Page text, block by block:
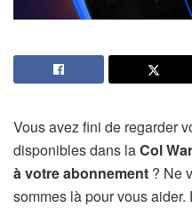
Vous avez fini de regarder
disponibles dans laCol
à votre abonnement ? Ne
sommes là pour vous